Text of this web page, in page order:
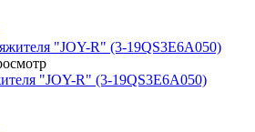
"JOY-R" (3-19QS3E6A050)